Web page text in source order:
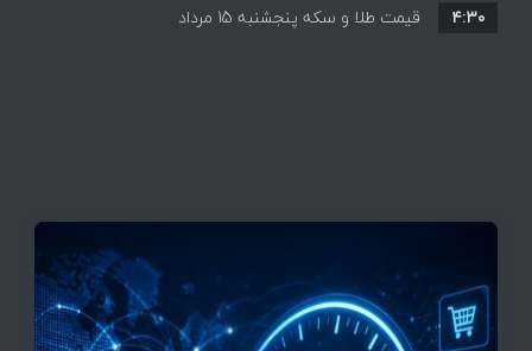
قیمت طلا و سکه پنجشنبه 15 مرداد
۴:۳۰